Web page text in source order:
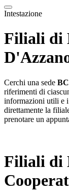
Intestazione
Filiali di
Cerchi una sede
riferimenti di
informazioni utili e i
direttamente la
prenotare un
Filiali di